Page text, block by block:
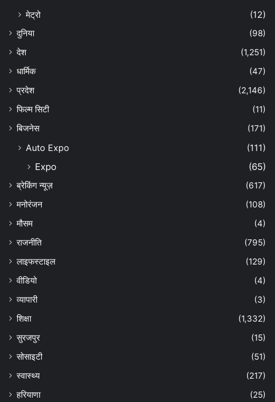
मेट्रो (12)
दुनिया
(98)
देश
(1,251)
धार्मिक
(47)
प्रदेश
(2,146)
फिल्म सिटी
(11)
बिजनेस
(171)
Auto Expo (111)
Expo (65)
ब्रेकिंग न्यूज़
(617)
मनोरंजन
(108)
मौसम
(4)
राजनीति
(795)
लाइफस्टाइल
(129)
वीडियो
(4)
व्यापारी
(3)
शिक्षा
(1,332)
सुरजपुर
(15)
सोसाइटी
(51)
स्वास्थ्य
(217)
हरियाणा
(25)